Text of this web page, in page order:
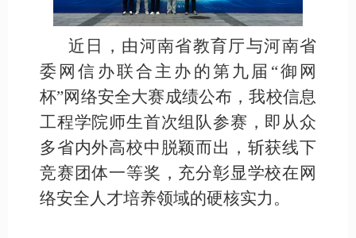
近日，由河南省教育厅与河南省
委网信办联合主办的第九届“御网
杯”网络安全大赛成绩公布，我校信息
工程学院师生首次组队参赛，即从众
多省内外高校中脱颖而出，斩获线下
竞赛团体一等奖，充分彰显学校在网
络安全人才培养领域的硬核实力。